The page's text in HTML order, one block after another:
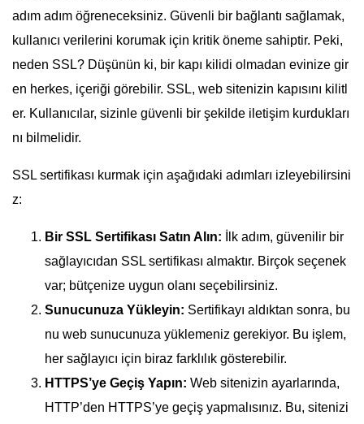
adım adım öğreneceksiniz. Güvenli bir bağlantı sağlamak,
kullanıcı verilerini korumak için kritik öneme sahiptir. Peki,
neden SSL? Düşünün ki, bir kapı kilidi olmadan evinize gir
en herkes, içeriği görebilir. SSL, web sitenizin kapısını kilitl
er. Kullanıcılar, sizinle güvenli bir şekilde iletişim kurdukları
nı bilmelidir.
SSL sertifikası kurmak için aşağıdaki adımları izleyebilirsini
z:
Bir SSL Sertifikası Satın Alın: İlk adım, güvenilir bir
sağlayıcıdan SSL sertifikası almaktır. Birçok seçenek
var; bütçenize uygun olanı seçebilirsiniz.
Sunucunuza Yükleyin: Sertifikayı aldıktan sonra, bu
nu web sunucunuza yüklemeniz gerekiyor. Bu işlem,
her sağlayıcı için biraz farklılık gösterebilir.
HTTPS’ye Geçiş Yapın: Web sitenizin ayarlarında,
HTTP’den HTTPS’ye geçiş yapmalısınız. Bu, sitenizi